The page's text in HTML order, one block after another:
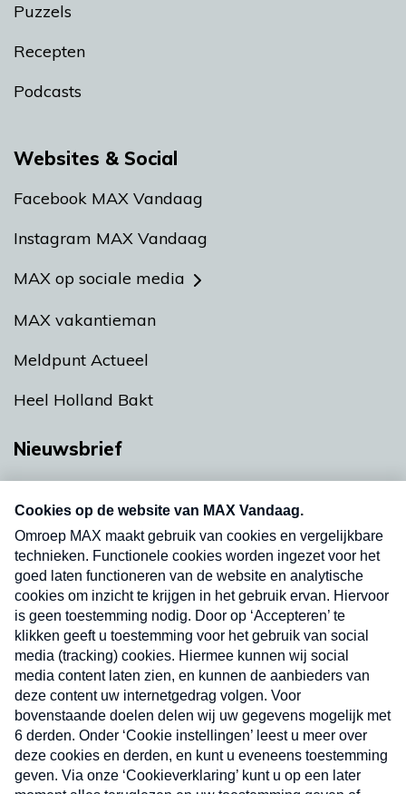
Puzzels
Recepten
Podcasts
Websites & Social
Facebook MAX Vandaag
Instagram MAX Vandaag
MAX op sociale media
MAX vakantieman
Meldpunt Actueel
Heel Holland Bakt
Nieuwsbrief
nieuwsbrief. Elke vrijdag- en dinsdagochtend in
uw mailbox.
Verzend
Nieuwsbrief
Neem hier een gratis abonnement op onze